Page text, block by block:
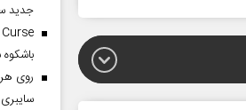
جدید
روی هر